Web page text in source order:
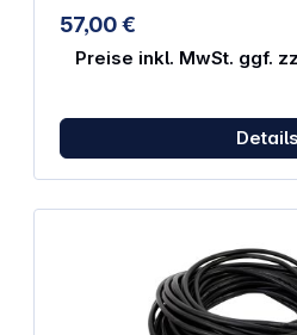
Grau für eine dezente Optik Kompatibilität:
Ausschließlich für das Starlink Mini Kit
Geeignet für den Einsatz im
57,00 €
Preise inkl. MwSt. ggf.
Details